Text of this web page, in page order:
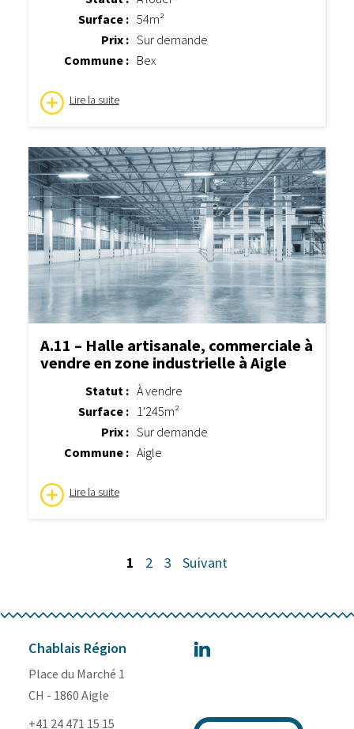
Surface : 54m²
Prix : Sur demande
Commune : Bex
Lire la suite
A.11 – Halle artisanale, commerciale à
vendre en zone industrielle à Aigle
Statut : À vendre
Surface : 1'245m²
Prix : Sur demande
Commune : Aigle
Lire la suite
1 2 3 Suivant
Chablais Région
Place du Marché 1
CH - 1860 Aigle
+41 24 471 15 15